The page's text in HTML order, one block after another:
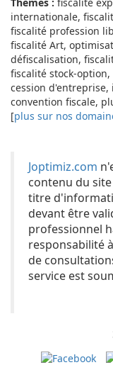
internationale,
fiscalité profession
fiscalité Art,
défiscalisation,
fiscalité stock-
cession
convention fiscale,
[plus sur nos
Joptimiz.com
contenu du
titre
devant être
professionnel
responsabilité
de
service est